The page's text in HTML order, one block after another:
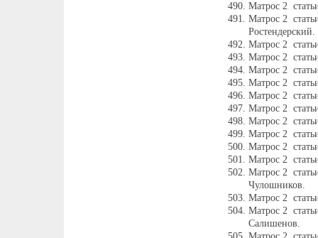
Матрос 2
Матрос 2
Ростендерский.
Матрос 2
Матрос 2
Матрос 2
Матрос 2
Матрос 2
Матрос 2
Матрос 2
Матрос 2
Матрос 2
Матрос 2
Матрос 2
Чулошников.
Матрос 2
Матрос 2
Салишенов.